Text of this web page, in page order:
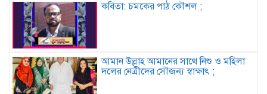
কবিতা: চমকের পাঠ কৌশল ;
আমান উল্লাহ আমানের সাথে নিশু ও মহিলা
দলের নেত্রীদের সৌজন্য স্বাক্ষাৎ ;